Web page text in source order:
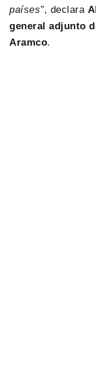
países”, declara
general adjunto
Aramco.